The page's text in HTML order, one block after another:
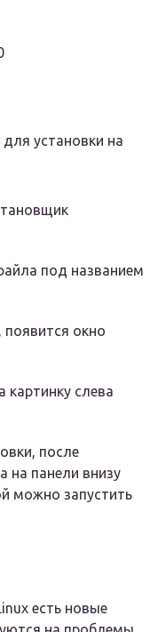
установки на
под названием
окно
слева
после
на панели внизу
можно запустить
есть новые